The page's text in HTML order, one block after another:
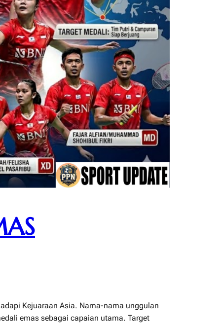
Kejuaraan Asia. Nama-nama unggulan
emas sebagai capaian utama. Target